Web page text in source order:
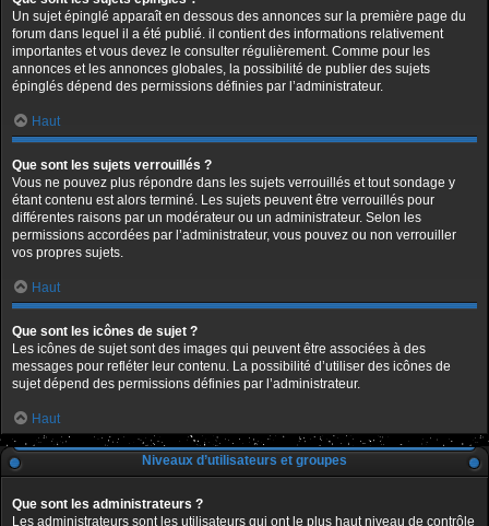
Un sujet épinglé apparaît en dessous des annonces sur la première page du
forum dans lequel il a été publié. il contient des informations relativement
importantes et vous devez le consulter régulièrement. Comme pour les
annonces et les annonces globales, la possibilité de publier des sujets
épinglés dépend des permissions définies par l’administrateur.
Haut
Que sont les sujets verrouillés ?
Vous ne pouvez plus répondre dans les sujets verrouillés et tout sondage y
étant contenu est alors terminé. Les sujets peuvent être verrouillés pour
différentes raisons par un modérateur ou un administrateur. Selon les
permissions accordées par l’administrateur, vous pouvez ou non verrouiller
vos propres sujets.
Haut
Que sont les icônes de sujet ?
Les icônes de sujet sont des images qui peuvent être associées à des
messages pour refléter leur contenu. La possibilité d’utiliser des icônes de
sujet dépend des permissions définies par l’administrateur.
Haut
Niveaux d’utilisateurs et groupes
Que sont les administrateurs ?
Les administrateurs sont les utilisateurs qui ont le plus haut niveau de contrôle